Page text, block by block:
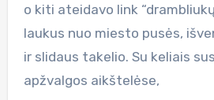
o kiti ateidavo link
laukus nuo miesto pusės,
ir slidaus takelio. Su keliais
apžvalgos aikštelėse,